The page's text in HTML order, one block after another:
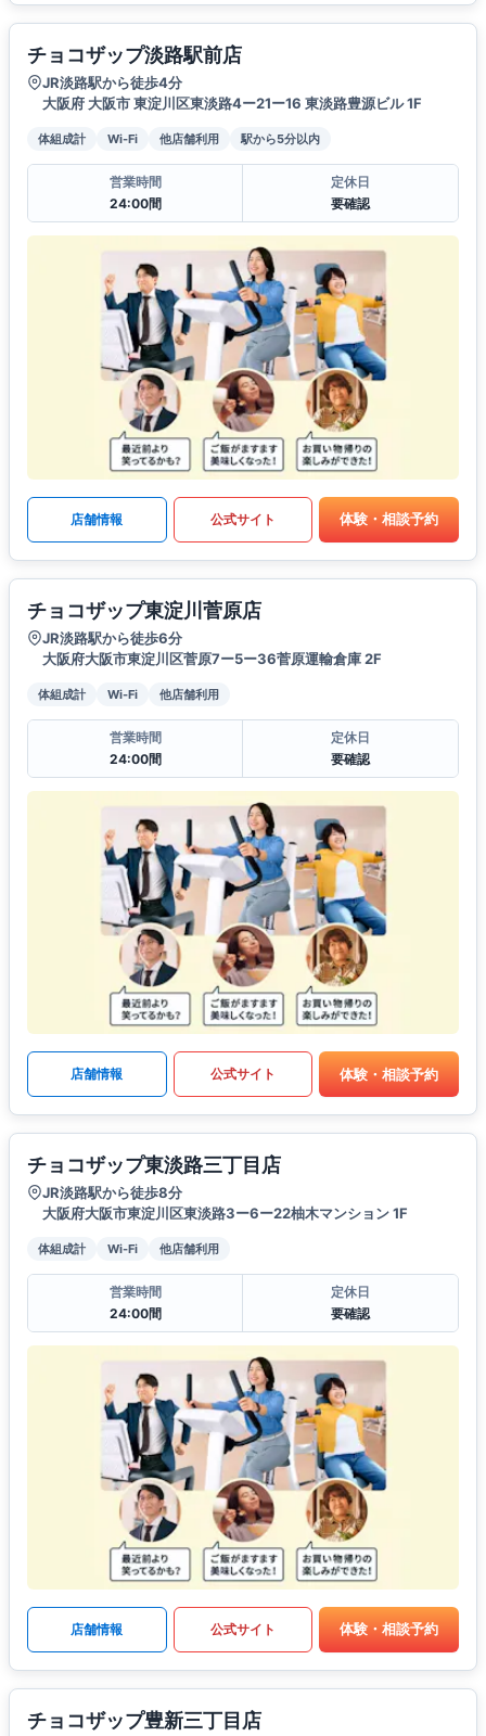
チョコザップ淡路駅前店
JR淡路駅から徒歩4分
大阪府 大阪市 東淀川区東淡路4ー21ー16 東淡路豊源ビル 1F
体組成計 Wi-Fi 他店舗利用 駅から5分以内
営業時間
24:00間
定休日
要確認
店舗情報 公式サイト 体験・相談予約
チョコザップ東淀川菅原店
JR淡路駅から徒歩6分
大阪府大阪市東淀川区菅原7ー5ー36菅原運輸倉庫 2F
体組成計 Wi-Fi 他店舗利用
営業時間
24:00間
定休日
要確認
店舗情報 公式サイト 体験・相談予約
チョコザップ東淡路三丁目店
JR淡路駅から徒歩8分
大阪府大阪市東淀川区東淡路3ー6ー22柚木マンション 1F
体組成計 Wi-Fi 他店舗利用
営業時間
24:00間
定休日
要確認
店舗情報 公式サイト 体験・相談予約
チョコザップ豊新三丁目店